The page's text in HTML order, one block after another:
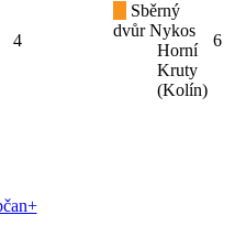
4
Sběrný
dvůr Nykos
Horní
Kruty
(Kolín)
6